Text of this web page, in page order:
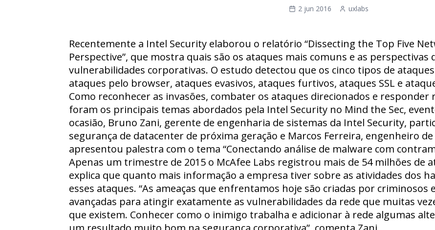
2 jun 2016 uxlabs
Recentemente a Intel Security elaborou o relatório “Dissecting the Top Five
Perspective”, que mostra quais são os ataques mais comuns e as perspectivas
vulnerabilidades corporativas. O estudo detectou que os cinco tipos de
ataques pelo browser, ataques evasivos, ataques furtivos, ataques SSL e
Como reconhecer as invasões, combater os ataques direcionados e responder
foram os principais temas abordados pela Intel Security no Mind the Sec,
ocasião, Bruno Zani, gerente de engenharia de sistemas da Intel Security,
segurança de datacenter de próxima geração e Marcos Ferreira, engenheiro
apresentou palestra com o tema “Conectando análise de malware com
Apenas um trimestre de 2015 o McAfee Labs registrou mais de 54 milhões de
explica que quanto mais informação a empresa tiver sobre as atividades dos
esses ataques. “As ameaças que enfrentamos hoje são criadas por criminosos
avançadas para atingir exatamente as vulnerabilidades da rede que muitas
que existem. Conhecer como o inimigo trabalha e adicionar à rede algumas